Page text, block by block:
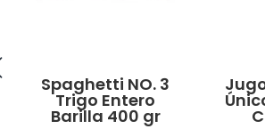
Spaghetti NO. 3
Trigo Entero
Barilla 400 gr